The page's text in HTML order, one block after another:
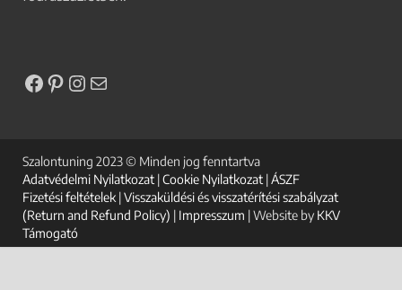
Szalontuning 2023 © Minden jog fenntartva
Adatvédelmi Nyilatkozat |Cookie Nyilatkozat |ÁSZF
Fizetési feltételek |Visszaküldési és visszatérítési szabályzat
(Return and Refund Policy) | Impresszum | Website by KKV
Támogató